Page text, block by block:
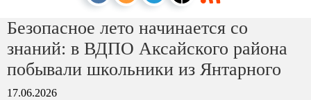
Безопасное лето начинается со
знаний: в ВДПО Аксайского района
побывали школьники из Янтарного
17.06.2026